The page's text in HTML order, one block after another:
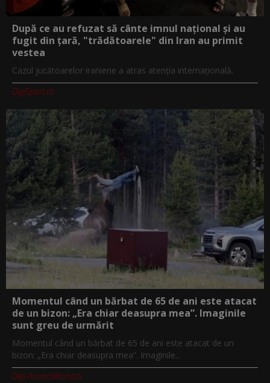
După ce au refuzat să cânte imnul naţional şi au
fugit din ţară, "trădătoarele" din Iran au primit
vestea
Cazul jucătoarelor iraniene a atras atenţia internaţională.
DigiSport.ro
Momentul când un bărbat de 65 de ani este atacat
de un bizon: „Era chiar deasupra mea”. Imaginile
sunt greu de urmărit
Momentul când un bărbat de 65 de ani este atacat de un
bizon: „Era chiar deasupra mea”. Imaginile...
Digi-AnimalWorld.tv